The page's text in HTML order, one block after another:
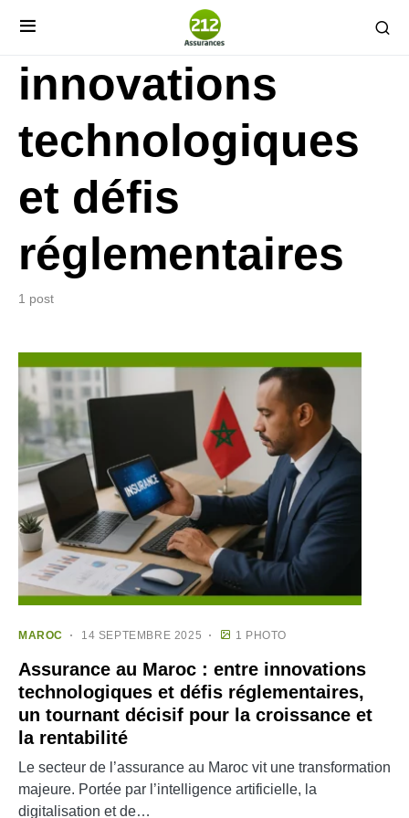
innovations
technologiques
et défis
réglementaires
1 post
MAROC 14 SEPTEMBRE 2025 1 PHOTO
Assurance au Maroc : entre innovations
technologiques et défis réglementaires,
un tournant décisif pour la croissance et
la rentabilité
Le secteur de l’assurance au Maroc vit une transformation
majeure. Portée par l’intelligence artificielle, la
digitalisation et de…